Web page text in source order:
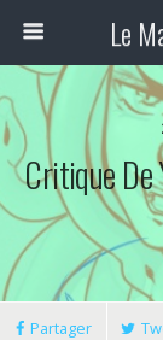
Le
Critique De
Partager